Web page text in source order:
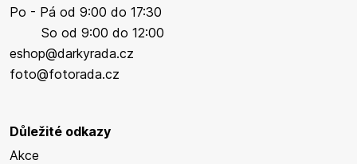
Po - Pá od 9:00 do 17:30
So od 9:00 do 12:00
eshop@darkyrada.cz
foto@fotorada.cz
Důležité odkazy
Akce